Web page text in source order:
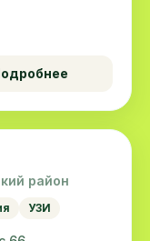
район
УЗИ